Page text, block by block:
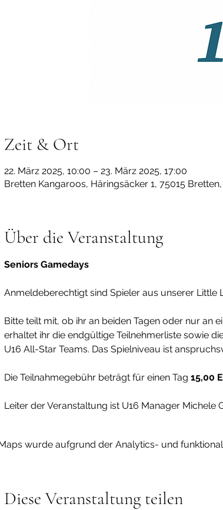
Zeit & Ort
22. März 2025, 10:00 – 23. März 2025, 17:00
Bretten Kangaroos, Häringsäcker 1, 75015
Über die Veranstaltung
Seniors Gamedays
Anmeldeberechtigt sind Spieler aus unserer Little
Bitte teilt mit, ob ihr an beiden Tagen oder nur an
erhaltet ihr die endgültige Teilnehmerliste sowie
U16 All-Star Teams. Das Spielniveau ist
Die Teilnahmegebühr beträgt für einen Tag 15,00
Leiter der Veranstaltung ist U16 Manager Michele
wurde aufgrund der Analytics- und
Diese Veranstaltung teilen